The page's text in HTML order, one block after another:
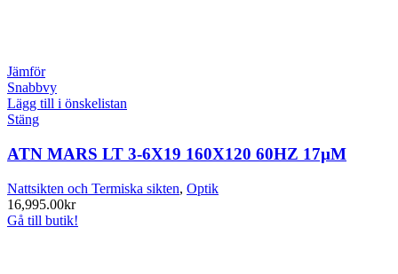
Jämför
Snabbvy
Lägg till i önskelistan
Stäng
ATN MARS LT 3-6X19 160X120 60HZ 17µM
Nattsikten och Termiska sikten, Optik
16,995.00kr
Gå till butik!